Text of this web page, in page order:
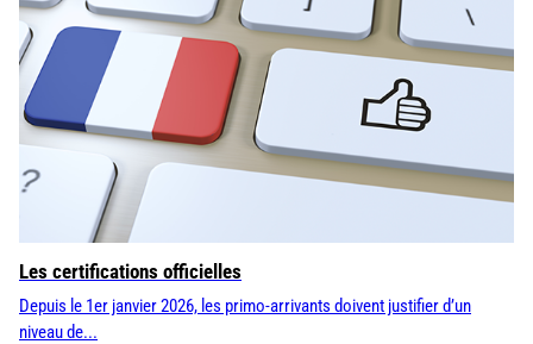
Les certifications officielles
Depuis le 1er janvier 2026, les primo-arrivants doivent justifier d’un
niveau de...